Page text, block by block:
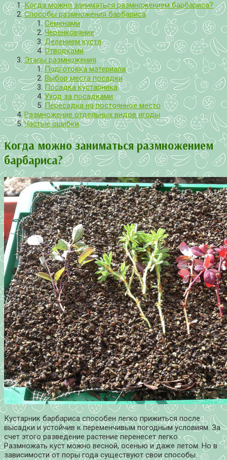
Когда можно заниматься размножением барбариса?
Способы размножения барбариса
Семенами
Черенкование
Делением куста
Отводками
Этапы размножения
Подготовка материала
Выбор места посадки
Посадка кустарника
Уход за посадками
Пересадка на постоянное место
Размножение отдельных видов ягоды
Частые ошибки
Когда можно заниматься размножением
барбариса?
Кустарник барбариса способен легко прижиться после
высадки и устойчив к переменчивым погодным условиям. За
счет этого разведение растение перенесет легко.
Размножать куст можно весной, осенью и даже летом. Но в
зависимости от поры года существуют свои способы: